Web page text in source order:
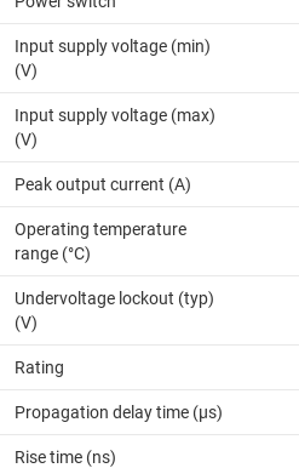
Input supply voltage (min)
(V)
Input supply voltage (max)
(V)
Peak output current (A)
Operating temperature
range (°C)
Undervoltage lockout (typ)
(V)
Rating
Propagation delay time (µs)
Rise time (ns)